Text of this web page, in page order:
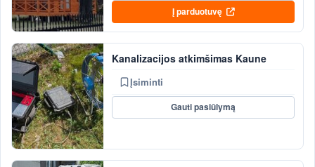
Į parduotuvę
Kanalizacijos atkimšimas Kaune
Įsiminti
Gauti pasiūlymą